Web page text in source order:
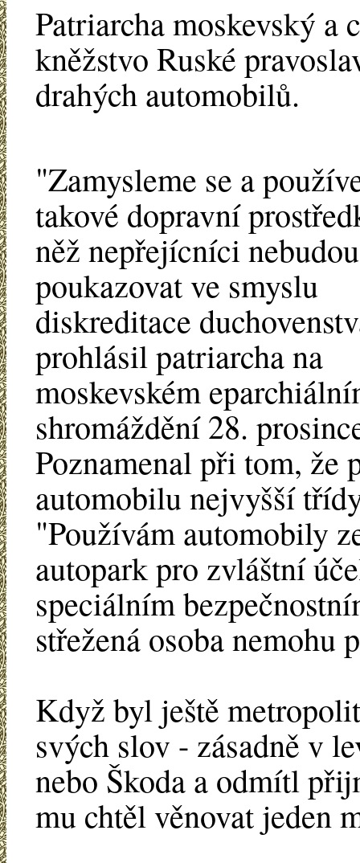
Patriarcha moskevský
kněžstvo Ruské
drahých automobilů.
"Zamysleme se a
takové dopravní
něž nepřejícníci
poukazovat ve smyslu
diskreditace
prohlásil patriarcha na
moskevském
shromáždění 28.
Poznamenal při tom, že
automobilu nejvyšší
"Používám automobily
autopark pro zvláštní
speciálním
střežená osoba
Když byl ještě
svých slov - zásadně v
nebo Škoda a odmítl
mu chtěl věnovat jeden